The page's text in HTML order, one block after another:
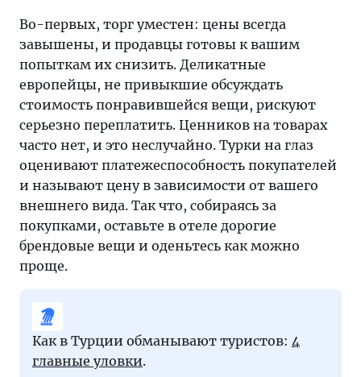
посещают
их,
приезжая
сюда
на
отдых.
Привлекают
самобытные
товары,
невысокие
цены
и
колоритные
Хочется
обязательно
привезти
что-
Во-первых, торг уместен: цены всегда
завышены, и продавцы готовы к вашим
попыткам их снизить. Деликатные
европейцы, не привыкшие обсуждать
стоимость понравившейся вещи, рискуют
серьезно переплатить. Ценников на товарах
часто нет, и это неслучайно. Турки на глаз
оценивают платежеспособность покупателей
и называют цену в зависимости от вашего
внешнего вида. Так что, собираясь за
покупками, оставьте в отеле дорогие
брендовые вещи и оденьтесь как можно
проще.
Как в Турции обманывают туристов: 4
главные уловки.